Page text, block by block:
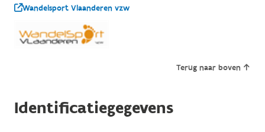
Wandelsport Vlaanderen vzw
Terug naar boven
Identificatiegegevens